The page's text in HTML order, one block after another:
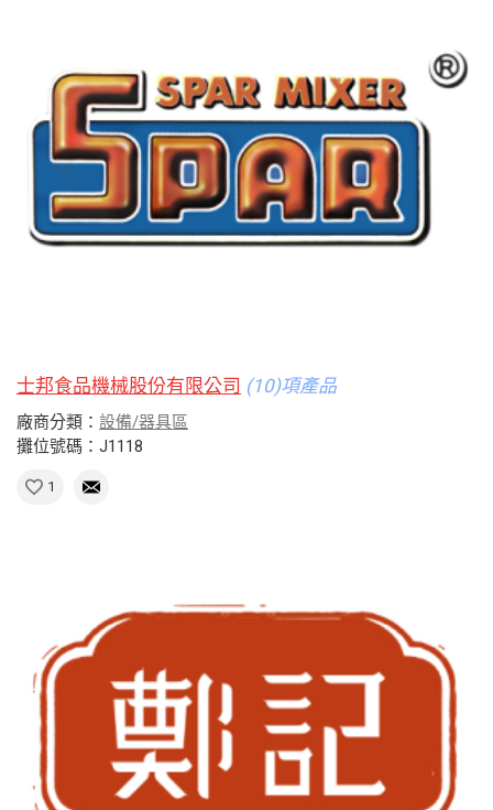
士邦食品機械股份有限公司 (10)項產品
廠商分類： 設備/器具區
攤位號碼：J1118
1